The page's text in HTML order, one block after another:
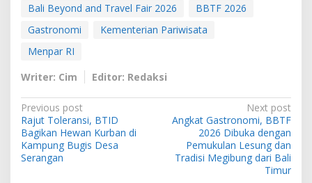
Bali Beyond and Travel Fair 2026
BBTF 2026
Gastronomi
Kementerian Pariwisata
Menpar RI
Writer: Cim
Editor: Redaksi
P
o
s
t
Previous post
Rajut Toleransi, BTID
Bagikan Hewan Kurban di
Kampung Bugis Desa
Serangan
Next post
Angkat Gastronomi, BBTF
2026 Dibuka dengan
Pemukulan Lesung dan
Tradisi Megibung dari Bali
Timur